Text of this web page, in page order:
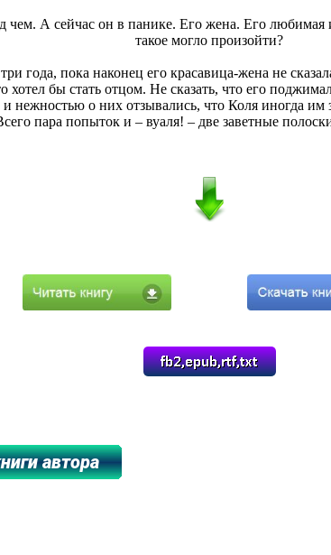
чем. А сейчас он в панике. Его жена. Его любимая
такое могло произойти?
года, пока наконец его красавица-жена не
хотел бы стать отцом. Не сказать, что его
и нежностью о них отзывались, что Коля иногда
пара попыток и – вуаля! – две заветные